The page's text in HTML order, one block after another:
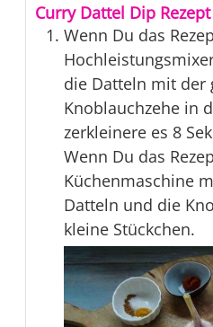
Curry Dattel Dip Rezept
Wenn Du das
die Datteln mit der
Knoblauchzehe in
zerkleinere es 8
Wenn Du das
Küchenmaschine
Datteln und die
kleine Stückchen.